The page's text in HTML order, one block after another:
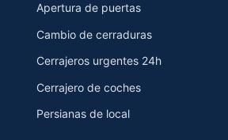
Apertura de puertas
Cambio de cerraduras
Cerrajeros urgentes 24h
Cerrajero de coches
Persianas de local